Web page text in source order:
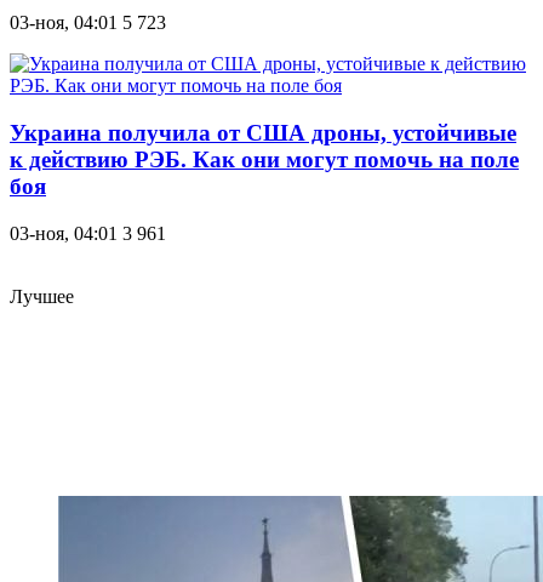
03-ноя, 04:01 5 723
Украина получила от США дроны, устойчивые
к действию РЭБ. Как они могут помочь на поле
боя
03-ноя, 04:01 3 961
Лучшее